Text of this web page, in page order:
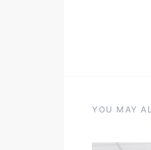
YOU MAY